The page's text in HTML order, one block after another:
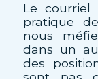
Le courriel
pratique
nous
dans un
des